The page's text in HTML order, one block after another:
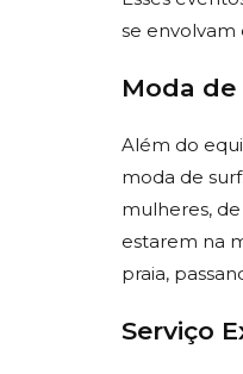
se envolvam
Moda de
Além do
moda de
mulheres,
estarem na
praia,
Serviço